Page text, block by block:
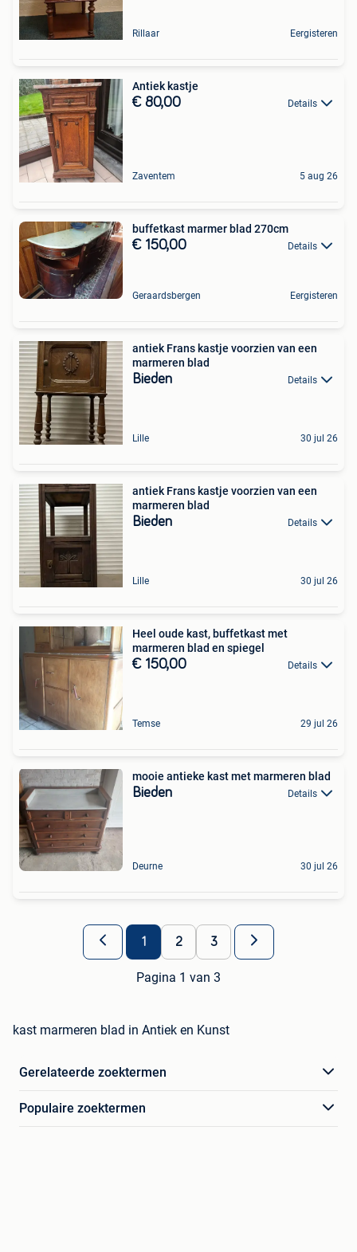
Rillaar Eergisteren
Antiek kastje
€ 80,00 Details
Zaventem 5 aug 26
buffetkast marmer blad 270cm
€ 150,00 Details
Geraardsbergen Eergisteren
antiek Frans kastje voorzien van een
marmeren blad
Bieden Details
Lille 30 jul 26
antiek Frans kastje voorzien van een
marmeren blad
Bieden Details
Lille 30 jul 26
Heel oude kast, buffetkast met
marmeren blad en spiegel
€ 150,00 Details
Temse 29 jul 26
mooie antieke kast met marmeren blad
Bieden Details
Deurne 30 jul 26
1 2 3
Pagina 1 van 3
kast marmeren blad in Antiek en Kunst
Gerelateerde zoektermen
Populaire zoektermen